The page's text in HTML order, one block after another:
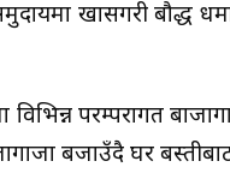
खासगरी बौद्ध
परम्परागत
बजाउँदै घर